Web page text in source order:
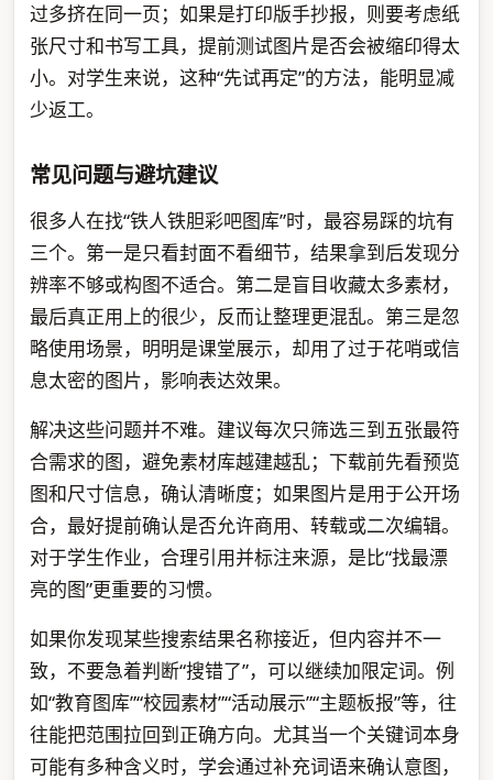
过多挤在同一页；如果是打印版手抄报，则要考虑纸
张尺寸和书写工具，提前测试图片是否会被缩印得太
小。对学生来说，这种“先试再定”的方法，能明显减
少返工。
常见问题与避坑建议
很多人在找“铁人铁胆彩吧图库”时，最容易踩的坑有
三个。第一是只看封面不看细节，结果拿到后发现分
辨率不够或构图不适合。第二是盲目收藏太多素材，
最后真正用上的很少，反而让整理更混乱。第三是忽
略使用场景，明明是课堂展示，却用了过于花哨或信
息太密的图片，影响表达效果。
解决这些问题并不难。建议每次只筛选三到五张最符
合需求的图，避免素材库越建越乱；下载前先看预览
图和尺寸信息，确认清晰度；如果图片是用于公开场
合，最好提前确认是否允许商用、转载或二次编辑。
对于学生作业，合理引用并标注来源，是比“找最漂
亮的图”更重要的习惯。
如果你发现某些搜索结果名称接近，但内容并不一
致，不要急着判断“搜错了”，可以继续加限定词。例
如“教育图库”“校园素材”“活动展示”“主题板报”等，往
往能把范围拉回到正确方向。尤其当一个关键词本身
可能有多种含义时，学会通过补充词语来确认意图，